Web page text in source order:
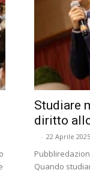
Studiare
diritto
- 22 Aprile 2025
Quando